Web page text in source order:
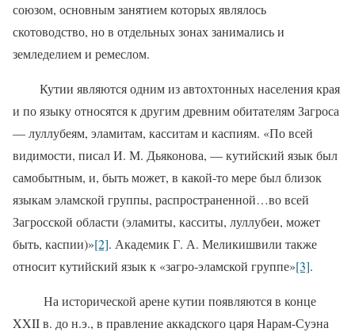
союзом, основным занятием которых являлось
скотоводство, но в отдельных зонах занимались и
земледелием и ремеслом.
Кутии являются одним из автохтонных населения края
и по языку относятся к другим древним обитателям Загроса
— луллубеям, эламитам, касситам и каспиям. «По всей
видимости, писал И. М. Дьяконова, — кутийский язык был
самобытным, и, быть может, в какой-то мере был близок
языкам эламской группы, распространенной…во всей
Загросской области (эламиты, касситы, луллубеи, может
быть, каспии)»[2]. Академик Г. А. Меликишвили также
относит кутийский язык к «загро-эламской группе»[3].
На исторической арене кутии появляются в конце
XXIIв. до н.э., в правление аккадского царя Нарам-Суэна